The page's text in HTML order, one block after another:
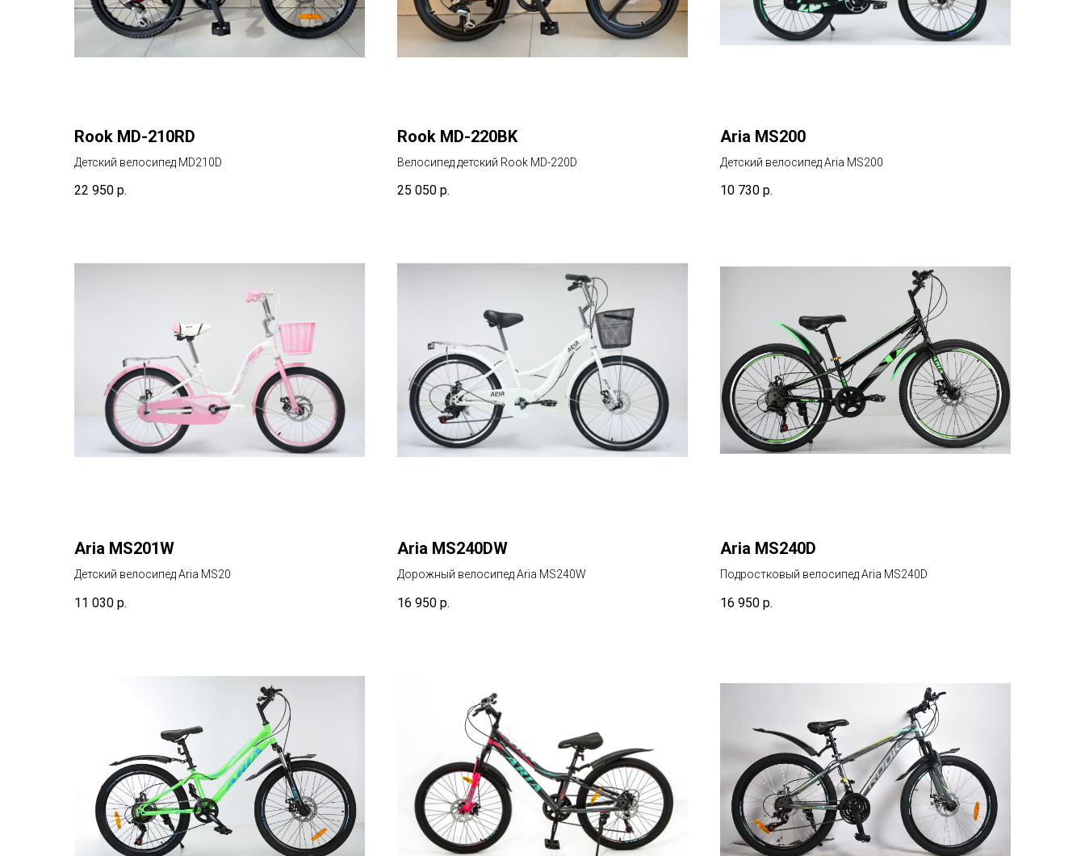
Rook MD-210RD
Детский велосипед MD210D
22 950 р.
Rook MD-220BK
Велосипед детский Rook MD-220D
25 050 р.
Aria MS200
Детский велосипед Aria MS200
10 730 р.
Aria MS201W
Детский велосипед Aria MS20
11 030 р.
Aria MS240DW
Дорожный велосипед Aria MS240W
16 950 р.
Aria MS240D
Подростковый велосипед Aria MS240D
16 950 р.